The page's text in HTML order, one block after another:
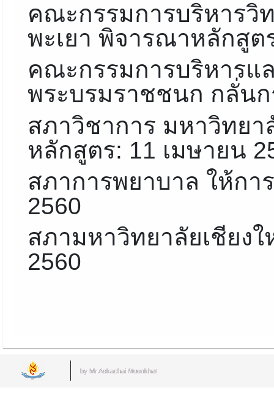
คณะกรรมการบริหารวิ
พะเยา พิจารณาหลักสูต
คณะกรรมการบริหารแ
พระบรมราชชนก กลั่น
สภาวิชาการ มหาวิทยา
หลักสูตร: 11 เมษายน
สภาการพยาบาล ให้กา
2560
สภามหาวิทยาลัยเชียง
2560
by Mr.Aekachai Muenkhat